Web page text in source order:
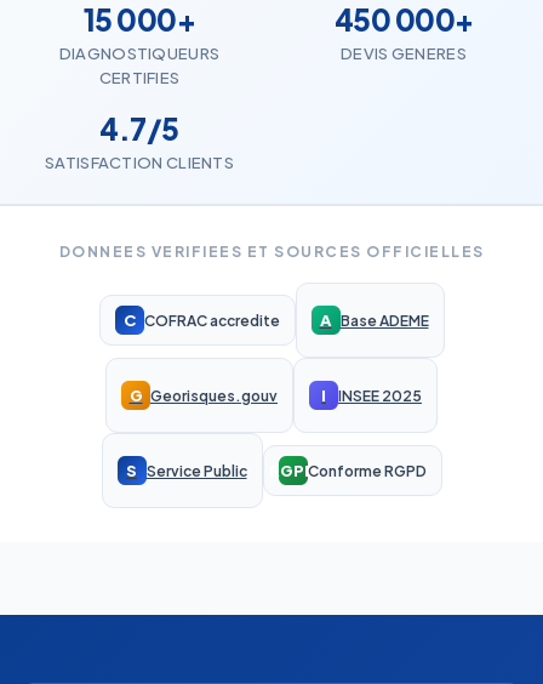
15 000+
DIAGNOSTIQUEURS
CERTIFIES
450 000+
DEVIS GENERES
4.7/5
SATISFACTION CLIENTS
DONNEES VERIFIEES ET SOURCES OFFICIELLES
C COFRAC accredite A Base ADEME
G Georisques.gouv I INSEE 2025
S Service Public RGPDConforme RGPD